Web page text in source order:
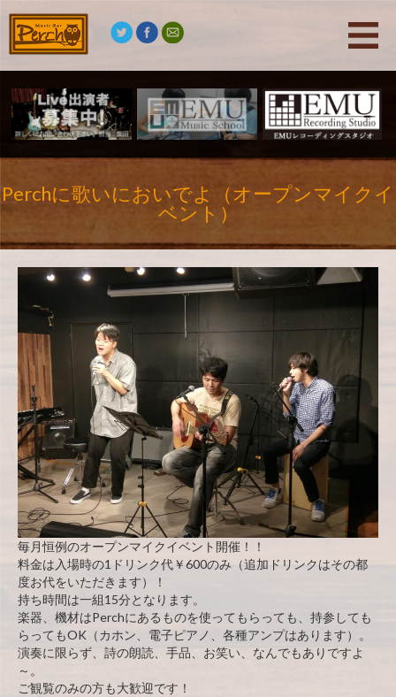
Perchに歌いにおいでよ（オープンマイクイ
ベント）
毎月恒例のオープンマイクイベント開催！！
料金は入場時の1ドリンク代￥600のみ（追加ドリンクはその都
度お代をいただきます）！
持ち時間は一組15分となります。
楽器、機材はPerchにあるものを使ってもらっても、持参しても
らってもOK（カホン、電子ピアノ、各種アンプはあります）。
演奏に限らず、詩の朗読、手品、お笑い、なんでもありですよ
～。
ご観覧のみの方も大歓迎です！